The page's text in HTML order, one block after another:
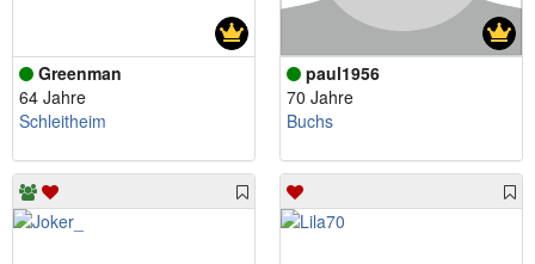
Greenman
64 Jahre
Schleitheim
paul1956
70 Jahre
Buchs